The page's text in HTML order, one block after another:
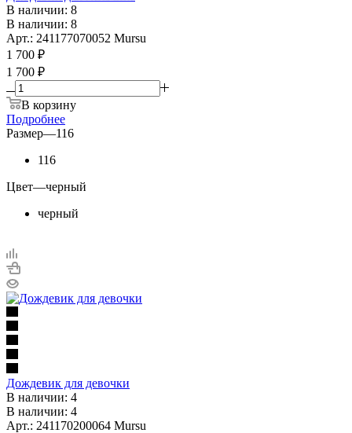
В наличии: 8
В наличии: 8
Арт.: 241177070052 Mursu
1 700 ₽
1 700 ₽
В корзину
Подробнее
Размер—116
116
Цвет—черный
черный
Дождевик для девочки
В наличии: 4
В наличии: 4
Арт.: 241170200064 Mursu